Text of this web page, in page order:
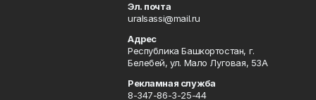
Эл. почта
uralsassi@mail.ru
Адрес
Республика Башкортостан, г.
Белебей, ул. Мало Луговая, 53А
Рекламная служба
8-347-86-3-25-44